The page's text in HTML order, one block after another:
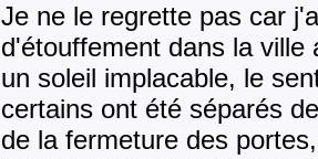
Je ne le regrette pas car
d'étouffement dans la ville
un soleil implacable, le
certains ont été séparés
de la fermeture des